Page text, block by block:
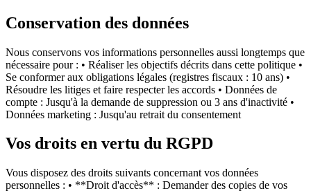
Conservation des données
Nous conservons vos informations personnelles aussi longtemps que
nécessaire pour : • Réaliser les objectifs décrits dans cette politique •
Se conformer aux obligations légales (registres fiscaux : 10 ans) •
Résoudre les litiges et faire respecter les accords • Données de
compte : Jusqu'à la demande de suppression ou 3 ans d'inactivité •
Données marketing : Jusqu'au retrait du consentement
Vos droits en vertu du RGPD
Vous disposez des droits suivants concernant vos données
personnelles : • **Droit d'accès** : Demander des copies de vos